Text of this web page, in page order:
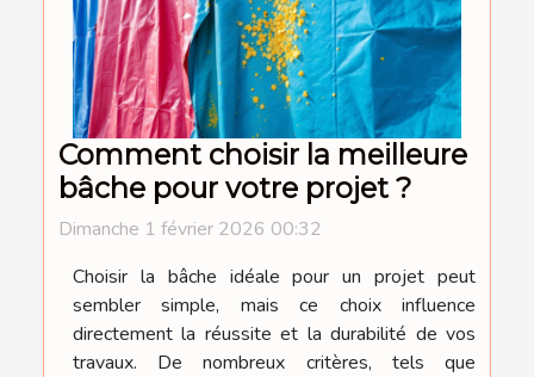
Comment choisir la meilleure
bâche pour votre projet ?
Dimanche 1 février 2026 00:32
Choisir la bâche idéale pour un projet peut
sembler simple, mais ce choix influence
directement la réussite et la durabilité de vos
travaux. De nombreux critères, tels que